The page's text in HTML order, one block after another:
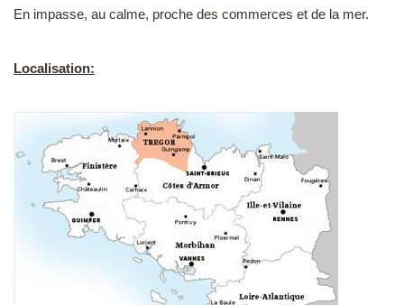
En impasse, au calme, proche des commerces et de la mer.
Localisation: